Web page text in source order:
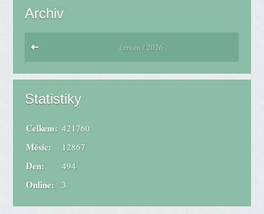
Archiv
červen / 2026
Statistiky
Online: 3
Celkem: 421760
Měsíc: 12867
Den: 494